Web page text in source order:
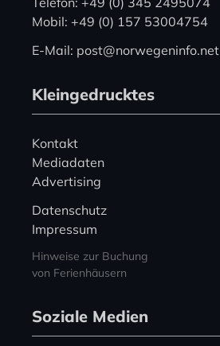
Mobil: +49 (0) 157 53004754
E-Mail: post@norwegeninfo.net
Kleingedrucktes
Kontakt
Mediadaten
Advertising
Datenschutz
Impressum
Hinweise zur Buchung
von Ferienhäusern
Soziale Medien